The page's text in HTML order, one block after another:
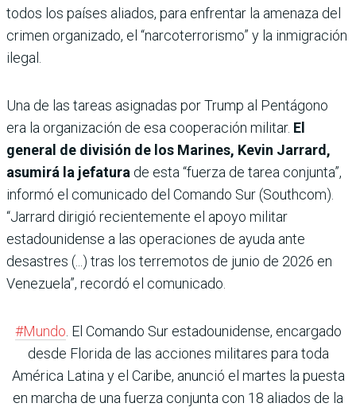
todos los países aliados, para enfrentar la amenaza del
crimen organizado, el “narcoterrorismo” y la inmigración
ilegal.
Una de las tareas asignadas por Trump al Pentágono
era la organización de esa cooperación militar. El
general de división de los Marines, Kevin Jarrard,
asumirá la jefatura de esta “fuerza de tarea conjunta”,
informó el comunicado del Comando Sur (Southcom).
“Jarrard dirigió recientemente el apoyo militar
estadounidense a las operaciones de ayuda ante
desastres (...) tras los terremotos de junio de 2026 en
Venezuela”, recordó el comunicado.
#Mundo . El Comando Sur estadounidense, encargado
desde Florida de las acciones militares para toda
América Latina y el Caribe, anunció el martes la puesta
en marcha de una fuerza conjunta con 18 aliados de la